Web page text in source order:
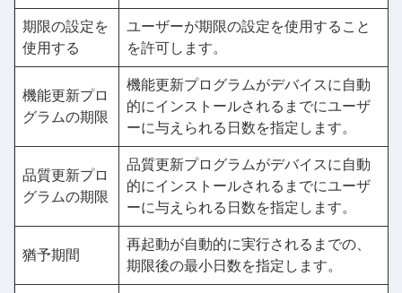
期限の設定を
使用する
ユーザーが期限の設定を使用すること
を許可します。
機能更新プロ
グラムの期限
機能更新プログラムがデバイスに自動
的にインストールされるまでにユーザ
ーに与えられる日数を指定します。
品質更新プロ
グラムの期限
品質更新プログラムがデバイスに自動
的にインストールされるまでにユーザ
ーに与えられる日数を指定します。
猶予期間
再起動が自動的に実行されるまでの、
期限後の最小日数を指定します。